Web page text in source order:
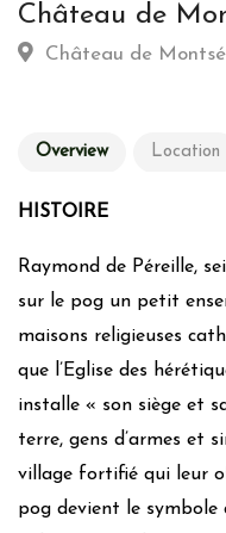
Château de
Château de
Overview Location
HISTOIRE
Raymond de Péreille,
sur le pog un petit
maisons religieuses
que l’Eglise des
installe « son siège et
terre, gens d’armes et
village fortifié qui leur
pog devient le symbole